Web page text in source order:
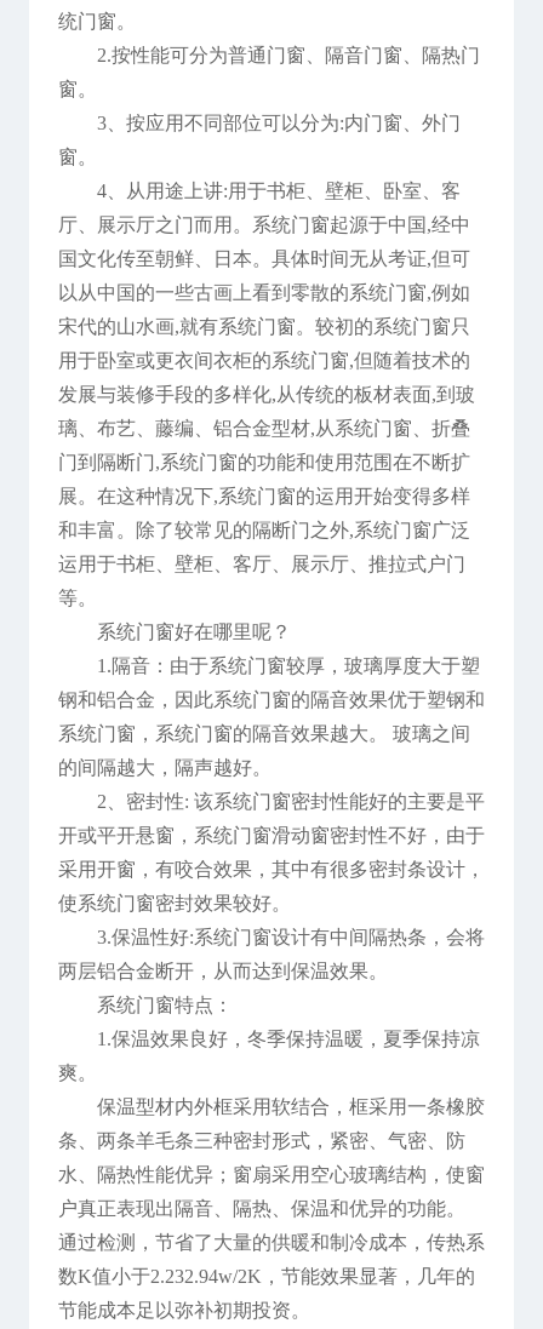
统门窗。
2.按性能可分为普通门窗、隔音门窗、隔热门
窗。
3、按应用不同部位可以分为:内门窗、外门
窗。
4、从用途上讲:用于书柜、壁柜、卧室、客
厅、展示厅之门而用。系统门窗起源于中国,经中
国文化传至朝鲜、日本。具体时间无从考证,但可
以从中国的一些古画上看到零散的系统门窗,例如
宋代的山水画,就有系统门窗。较初的系统门窗只
用于卧室或更衣间衣柜的系统门窗,但随着技术的
发展与装修手段的多样化,从传统的板材表面,到玻
璃、布艺、藤编、铝合金型材,从系统门窗、折叠
门到隔断门,系统门窗的功能和使用范围在不断扩
展。在这种情况下,系统门窗的运用开始变得多样
和丰富。除了较常见的隔断门之外,系统门窗广泛
运用于书柜、壁柜、客厅、展示厅、推拉式户门
等。
系统门窗好在哪里呢？
1.隔音：由于系统门窗较厚，玻璃厚度大于塑
钢和铝合金，因此系统门窗的隔音效果优于塑钢和
系统门窗，系统门窗的隔音效果越大。 玻璃之间
的间隔越大，隔声越好。
2、密封性: 该系统门窗密封性能好的主要是平
开或平开悬窗，系统门窗滑动窗密封性不好，由于
采用开窗，有咬合效果，其中有很多密封条设计，
使系统门窗密封效果较好。
3.保温性好:系统门窗设计有中间隔热条，会将
两层铝合金断开，从而达到保温效果。
系统门窗特点：
1.保温效果良好，冬季保持温暖，夏季保持凉
爽。
保温型材内外框采用软结合，框采用一条橡胶
条、两条羊毛条三种密封形式，紧密、气密、防
水、隔热性能优异；窗扇采用空心玻璃结构，使窗
户真正表现出隔音、隔热、保温和优异的功能。
通过检测，节省了大量的供暖和制冷成本，传热系
数K值小于2.232.94w/2K，节能效果显著，几年的
节能成本足以弥补初期投资。